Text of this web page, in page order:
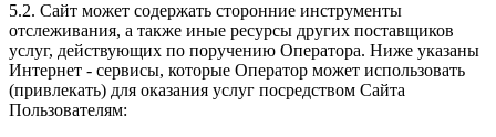
5.2. Сайт может содержать сторонние инструменты
отслеживания, а также иные ресурсы других поставщиков
услуг, действующих по поручению Оператора. Ниже указаны
Интернет - сервисы, которые Оператор может использовать
(привлекать) для оказания услуг посредством Сайта
Пользователям: